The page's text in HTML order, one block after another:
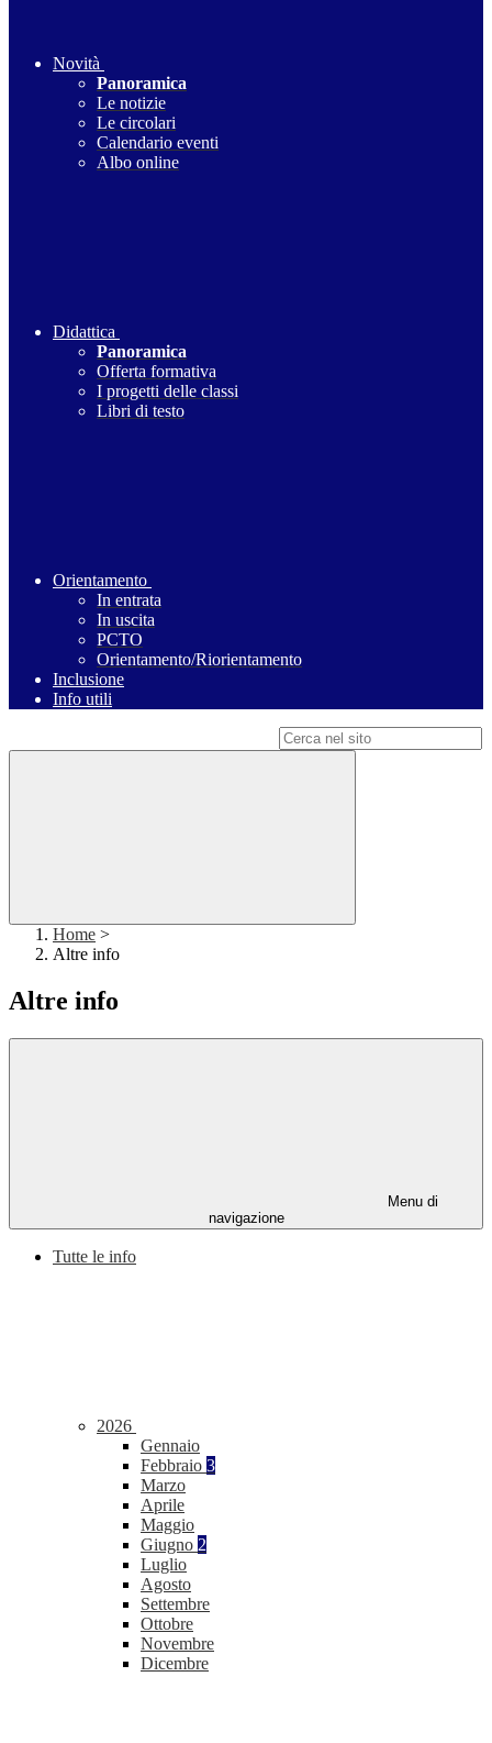
Novità
Panoramica
Le notizie
Le circolari
Calendario eventi
Albo online
Didattica
Panoramica
Offerta formativa
I progetti delle classi
Libri di testo
Orientamento
In entrata
In uscita
PCTO
Orientamento/Riorientamento
Inclusione
Info utili
Home >
Altre info
Altre info
Menu di
navigazione
Tutte le info
2026
Gennaio
Febbraio 3
Marzo
Aprile
Maggio
Giugno 2
Luglio
Agosto
Settembre
Ottobre
Novembre
Dicembre